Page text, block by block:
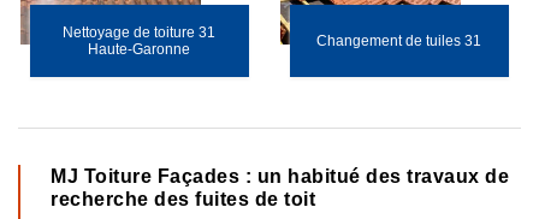
Nettoyage de toiture 31
Haute-Garonne
Changement de tuiles 31
MJ Toiture Façades : un habitué des travaux de
recherche des fuites de toit